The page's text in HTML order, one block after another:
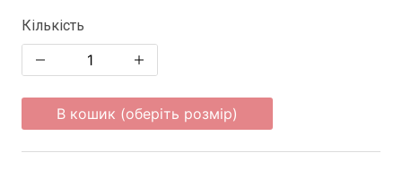
Кількість
В кошик (оберіть розмір)